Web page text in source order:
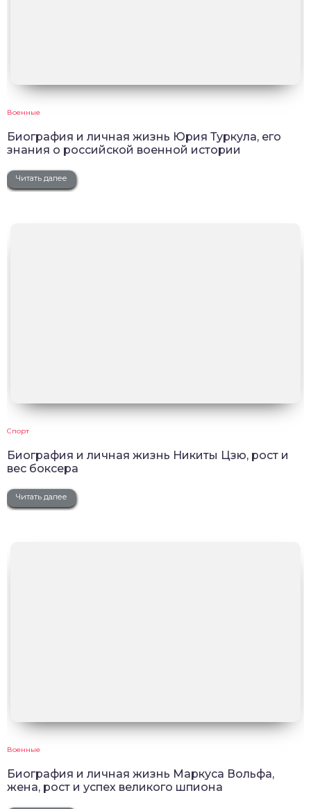
Военные
Биография и личная жизнь Юрия Туркула, его
знания о российской военной истории
Читать далее
Спорт
Биография и личная жизнь Никиты Цзю, рост и
вес боксера
Читать далее
Военные
Биография и личная жизнь Маркуса Вольфа,
жена, рост и успех великого шпиона